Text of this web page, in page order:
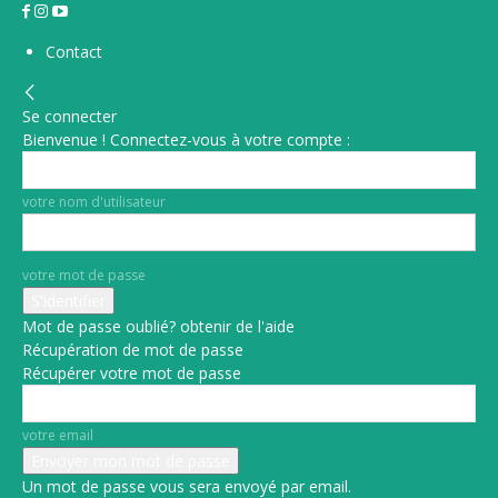
Contact
Se connecter
Bienvenue ! Connectez-vous à votre compte :
votre nom d'utilisateur
votre mot de passe
Mot de passe oublié? obtenir de l'aide
Récupération de mot de passe
Récupérer votre mot de passe
votre email
Un mot de passe vous sera envoyé par email.